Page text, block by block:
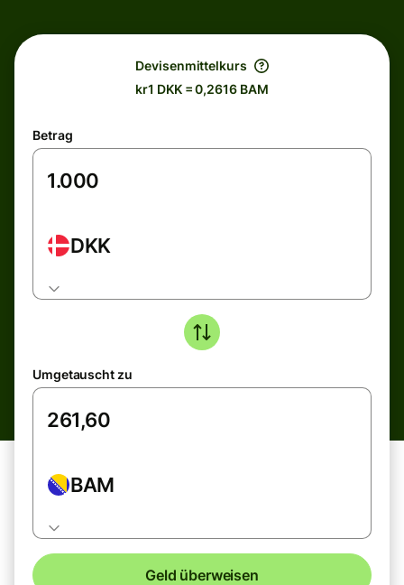
Devisenmittelkurs
kr1 DKK = 0,2616 BAM
Betrag
DKK
Umgetauscht zu
BAM
Geld überweisen